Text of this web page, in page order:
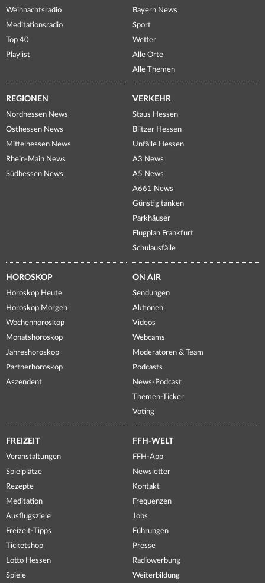
Weihnachtsradio
Meditationsradio
Top 40
Playlist
Bayern News
Sport
Wetter
Alle Orte
Alle Themen
REGIONEN
Nordhessen News
Osthessen News
Mittelhessen News
Rhein-Main News
Südhessen News
VERKEHR
Staus Hessen
Blitzer Hessen
Unfälle Hessen
A3 News
A5 News
A661 News
Günstig tanken
Parkhäuser
Flugplan Frankfurt
Schulausfälle
HOROSKOP
Horoskop Heute
Horoskop Morgen
Wochenhoroskop
Monatshoroskop
Jahreshoroskop
Partnerhoroskop
Aszendent
ON AIR
Sendungen
Aktionen
Videos
Webcams
Moderatoren & Team
Podcasts
News-Podcast
Themen-Ticker
Voting
FREIZEIT
Veranstaltungen
Spielplätze
Rezepte
Meditation
Ausflugsziele
Freizeit-Tipps
Ticketshop
Lotto Hessen
Spiele
FFH-WELT
FFH-App
Newsletter
Kontakt
Frequenzen
Jobs
Führungen
Presse
Radiowerbung
Weiterbildung